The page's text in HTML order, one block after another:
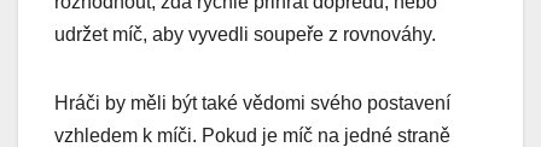
udržet míč, aby vyvedli soupeře z rovnováhy.
Hráči by měli být také vědomi svého postavení
vzhledem k míči. Pokud je míč na jedné straně